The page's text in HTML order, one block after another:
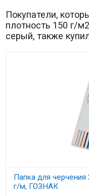
Покупатели,
плотность 150 г/
серый, также
Папка для
г/м, ГОЗНАК